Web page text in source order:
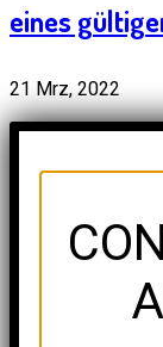
eines
21 Mrz, 2022
Categories